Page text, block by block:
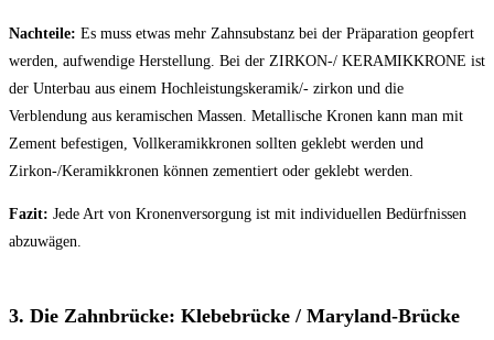
Nachteile: Es muss etwas mehr Zahnsubstanz bei der Präparation geopfert
werden, aufwendige Herstellung. Bei der ZIRKON-/ KERAMIKKRONE ist
der Unterbau aus einem Hochleistungskeramik/- zirkon und die
Verblendung aus keramischen Massen. Metallische Kronen kann man mit
Zement befestigen, Vollkeramikkronen sollten geklebt werden und
Zirkon-/Keramikkronen können zementiert oder geklebt werden.
Fazit: Jede Art von Kronenversorgung ist mit individuellen Bedürfnissen
abzuwägen.
3. Die Zahnbrücke: Klebebrücke / Maryland-Brücke